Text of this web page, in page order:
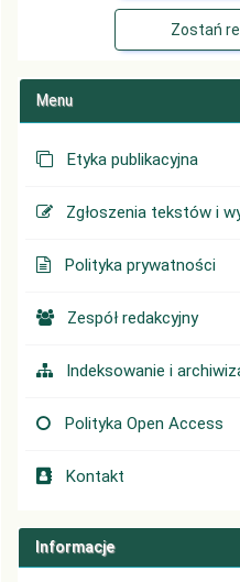
Zostań
Menu
Etyka publikacyjna
Zgłoszenia tekstów i
Polityka prywatności
Zespół redakcyjny
Indeksowanie i
Polityka Open Access
Kontakt
Informacje